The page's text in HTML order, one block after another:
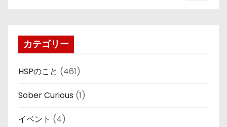
カテゴリー
HSPのこと (461)
Sober Curious (1)
イベント (4)